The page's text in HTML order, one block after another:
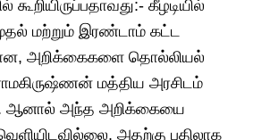
கீழடியில்
மற்றும் இரண்டாம் கட்ட
அறிக்கைகளை தொல்லியல்
மத்திய அரசிடம்
ஆனால் அந்த அறிக்கையை
அதற்கு பதிலாக